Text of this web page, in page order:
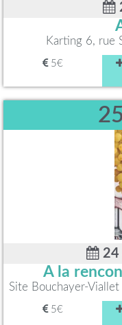
Karting 6, rue
5€
25
24
A la
Site Bouchayer-
5€